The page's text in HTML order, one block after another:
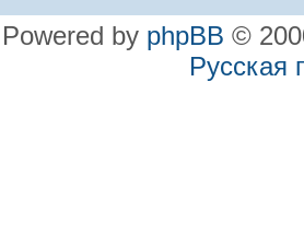
Powered by phpBB ©
Русская